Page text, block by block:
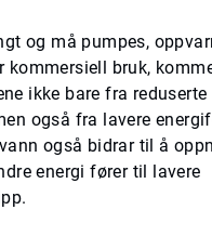
og må pumpes,
kommersiell bruk,
ikke bare fra reduserte
også fra lavere
også bidrar til å
energi fører til lavere